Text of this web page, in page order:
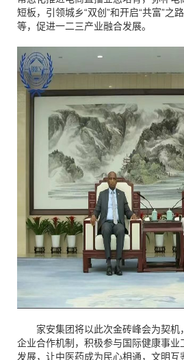
短板，引领城乡“双创”和开启“共富”之
等，促进一二三产业融合发展。
家安集团将以此次金砖峰会为契
企业合作机制，积极参与国际健康事
发展，让中医药成为民心相通，文明